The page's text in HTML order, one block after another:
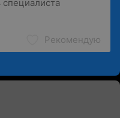
Рекомендую